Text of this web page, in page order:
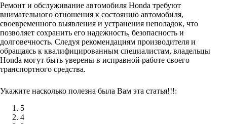
Ремонт и обслуживание автомобиля Honda требуют
внимательного отношения к состоянию автомобиля,
своевременного выявления и устранения неполадок, что
позволяет сохранить его надежность, безопасность и
долговечность. Следуя рекомендациям производителя и
обращаясь к квалифицированным специалистам, владельцы
Honda могут быть уверены в исправной работе своего
транспортного средства.
Укажите насколько полезна была Вам эта статья!!!:
5
4